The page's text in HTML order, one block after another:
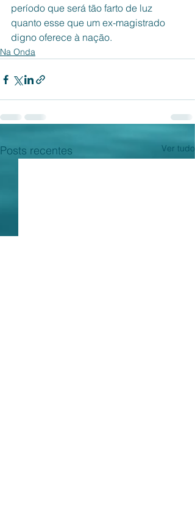
período que será tão farto de luz
quanto esse que um ex-magistrado
digno oferece à nação.
Na Onda
Posts recentes Ver tudo